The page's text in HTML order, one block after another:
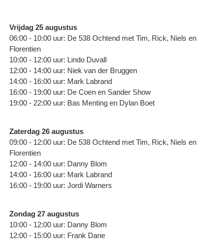
Vrijdag 25 augustus
06:00 - 10:00 uur: De 538 Ochtend met Tim, Rick, Niels en
Florentien
10:00 - 12:00 uur: Lindo Duvall
12:00 - 14:00 uur: Niek van der Bruggen
14:00 - 16:00 uur: Mark Labrand
16:00 - 19:00 uur: De Coen en Sander Show
19:00 - 22:00 uur: Bas Menting en Dylan Boet
Zaterdag 26 augustus
09:00 - 12:00 uur: De 538 Ochtend met Tim, Rick, Niels en
Florentien
12:00 - 14:00 uur: Danny Blom
14:00 - 16:00 uur: Mark Labrand
16:00 - 19:00 uur: Jordi Warners
Zondag 27 augustus
10:00 - 12:00 uur: Danny Blom
12:00 - 15:00 uur: Frank Dane